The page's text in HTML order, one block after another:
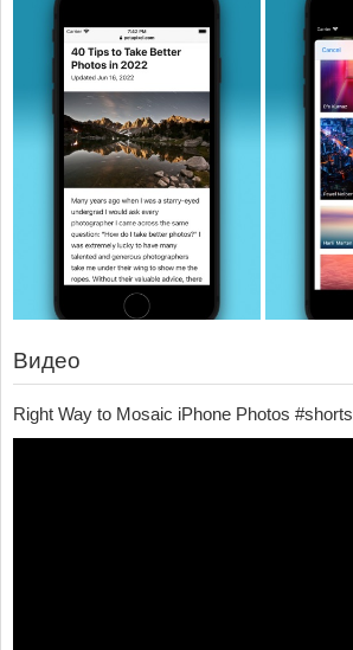
Видео
Right Way to Mosaic iPhone Photos #shorts